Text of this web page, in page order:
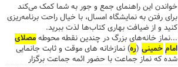
خواندن این راهنمای جمع و جور به شما کمک می‌کند
برای رفتن به نمایشگاه امسال، با خیال راحت برنامه‌ریزی
کنید و از ضیافت بهاری کتاب‌ها لذت ببرید.
...نماز خانه‌های بزرگ در چندین نقطه محوطهمصلای
امامخمینی (ره) نمازخانه های موقت و ثابت جانمایی
شده که نماز جماعت با حضور ائمه جماعت برگزار